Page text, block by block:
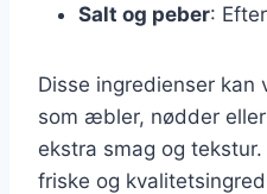
Salt og peber:
Disse ingredienser kan
som æbler, nødder
ekstra smag og
friske og